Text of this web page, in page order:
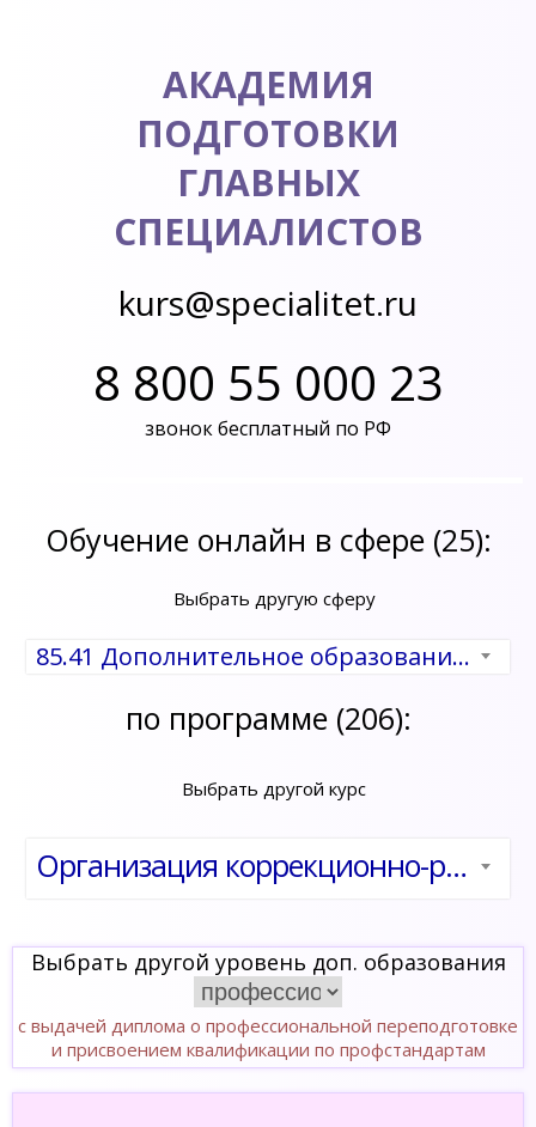
АКАДЕМИЯ
ПОДГОТОВКИ
ГЛАВНЫХ
СПЕЦИАЛИСТОВ
kurs@specialitet.ru
8 800 55 000 23
звонок бесплатный по РФ
Обучение онлайн в сфере (25):
Выбрать другую сферу
85.41 Дополнительное образование детей и взрослых
по программе (206):
Выбрать другой курс
Организация коррекционно-развивающей работы с дошкольниками с ОВЗ в условиях инклюзивного образования
Выбрать другой уровень доп. образования
с выдачей диплома о профессиональной переподготовке
и присвоением квалификации по профстандартам